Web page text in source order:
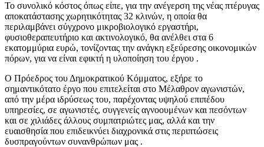
Το συνολικό κόστος όπως είπε, για την ανέγερση της νέας πτέρυγας
αποκατάστασης χωρητικότητας 32 κλινών, η οποία θα
περιλαμβάνει σύγχρονο μικροβιολογικό εργαστήρι,
φυσιοθεραπευτήριο και ακτινολογικό, θα ανέλθει στα 6
εκατομμύρια ευρώ, τονίζοντας την ανάγκη εξεύρεσης οικονομικών
πόρων, για να είναι εφικτή η υλοποίηση του έργου .
Ο Πρόεδρος του Δημοκρατικού Κόμματος, εξήρε το
σημαντικότατο έργο που επιτελείται στο Μέλαθρον αγωνιστών,
από την μέρα ιδρύσεως του, παρέχοντας υψηλού επιπέδου
υπηρεσίες, σε αγωνιστές, συγγενείς αγνοουμένων και πεσόντων
και σε χιλιάδες άλλους συμπατριώτες μας, αλλά και την
ευαισθησία που επιδεικνύει διαχρονικά στις περιπτώσεις
δυσπραγούντων συνανθρώπων μας .